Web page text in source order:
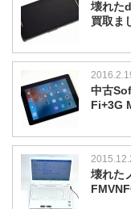
壊れた
買取ま
中古
Fi+3G
壊れた